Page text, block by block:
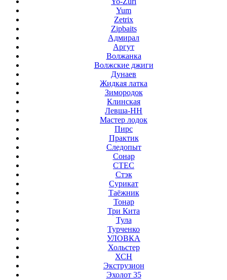
Yum
Zetrix
Zipbaits
Адмирал
Аргут
Волжанка
Волжские джиги
Дунаев
Жидкая латка
Зимородок
Клинская
Левша-НН
Мастер лодок
Пирс
Практик
Следопыт
Сонар
СТЕС
Стэк
Сурикат
Таёжник
Тонар
Три Кита
Тула
Турченко
УЛОВКА
Хольстер
ХСН
Экструзион
Эхолот 35